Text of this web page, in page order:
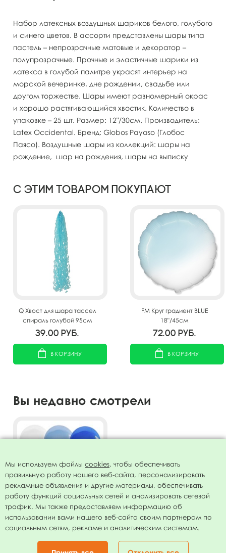
Набор латексных воздушных шариков белого, голубого
и синего цветов. В ассорти представлены шары типа
пастель – непрозрачные матовые и декоратор –
полупрозрачные. Прочные и эластичные шарики из
латекса в голубой палитре украсят интерьер на
морской вечеринке, дне рождении, свадьбе или
другом торжестве. Шары имеют равномерный окрас
и хорошо растягивающийся хвостик. Количество в
упаковке – 25 шт. Размер: 12"/30см. Производитель:
Latex Occidental. Бренд: Globos Payaso (Глобос
Паясо). Воздушные шары из коллекций: шары на
рождение, шар на рождения, шары на выписку
С этим товаром покупают
Q Хвост для шара тассел
спираль голубой 95см
39.00 руб.
В КОРЗИНУ
FM Круг градиент BLUE
18"/45см
72.00 руб.
В КОРЗИНУ
Вы недавно смотрели
Воздушные шары
Пастель+Декоратор
Голубое ассорти 25шт
12"/30см
182.00руб.
Мы используем файлы cookies, чтобы обеспечивать
правильную работу нашего веб-сайта, персонализировать
рекламные объявления и другие материалы, обеспечивать
работу функций социальных сетей и анализировать сетевой
трафик. Мы также предоставляем информацию об
использовании вами нашего веб-сайта своим партнерам по
социальным сетям, рекламе и аналитическим системам.